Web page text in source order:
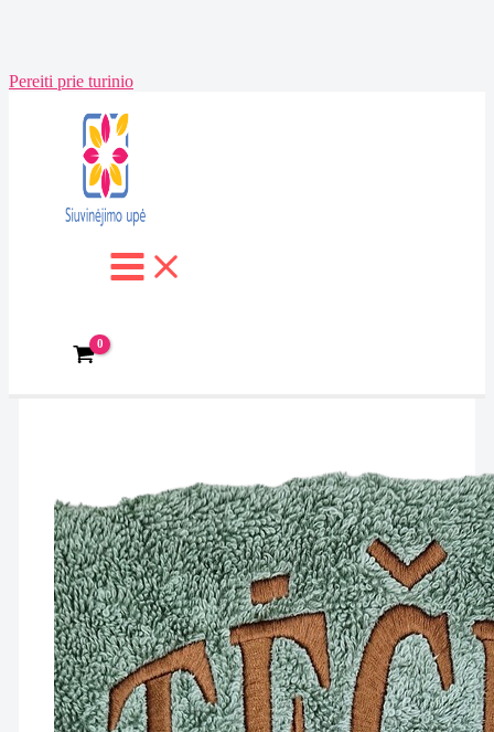
Pereiti prie turinio